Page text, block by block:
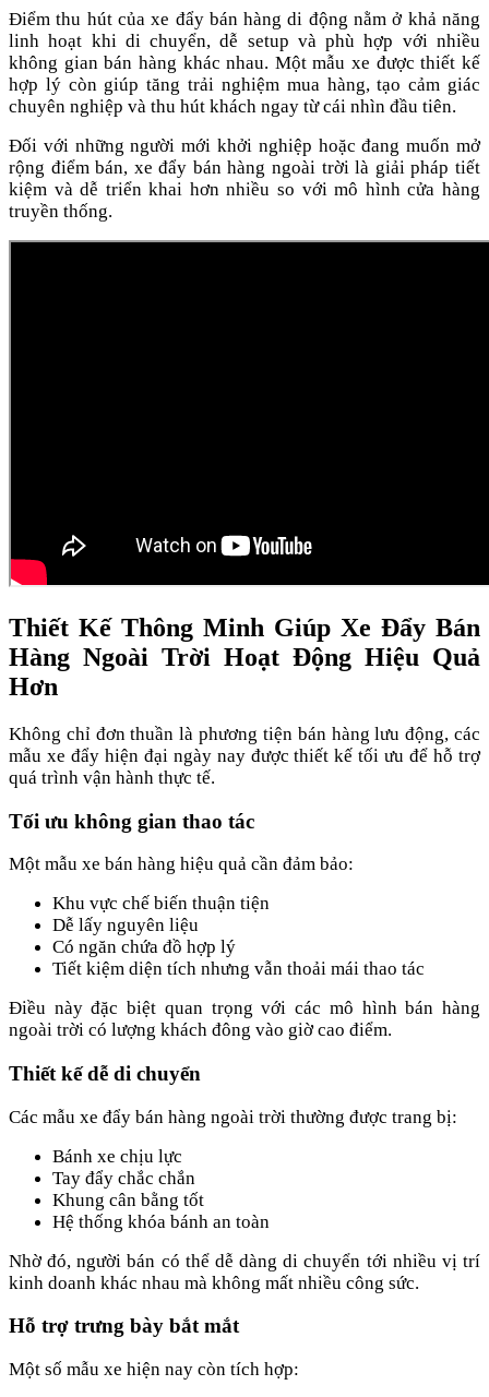
Điểm thu hút của xe đẩy bán hàng di động nằm ở khả năng
linh hoạt khi di chuyển, dễ setup và phù hợp với nhiều
không gian bán hàng khác nhau. Một mẫu xe được thiết kế
hợp lý còn giúp tăng trải nghiệm mua hàng, tạo cảm giác
chuyên nghiệp và thu hút khách ngay từ cái nhìn đầu tiên.
Đối với những người mới khởi nghiệp hoặc đang muốn mở
rộng điểm bán, xe đẩy bán hàng ngoài trời là giải pháp tiết
kiệm và dễ triển khai hơn nhiều so với mô hình cửa hàng
truyền thống.
Thiết Kế Thông Minh Giúp Xe Đẩy Bán
Hàng Ngoài Trời Hoạt Động Hiệu Quả
Hơn
Không chỉ đơn thuần là phương tiện bán hàng lưu động, các
mẫu xe đẩy hiện đại ngày nay được thiết kế tối ưu để hỗ trợ
quá trình vận hành thực tế.
Tối ưu không gian thao tác
Một mẫu xe bán hàng hiệu quả cần đảm bảo:
Khu vực chế biến thuận tiện
Dễ lấy nguyên liệu
Có ngăn chứa đồ hợp lý
Tiết kiệm diện tích nhưng vẫn thoải mái thao tác
Điều này đặc biệt quan trọng với các mô hình bán hàng
ngoài trời có lượng khách đông vào giờ cao điểm.
Thiết kế dễ di chuyển
Các mẫu xe đẩy bán hàng ngoài trời thường được trang bị:
Bánh xe chịu lực
Tay đẩy chắc chắn
Khung cân bằng tốt
Hệ thống khóa bánh an toàn
Nhờ đó, người bán có thể dễ dàng di chuyển tới nhiều vị trí
kinh doanh khác nhau mà không mất nhiều công sức.
Hỗ trợ trưng bày bắt mắt
Một số mẫu xe hiện nay còn tích hợp: